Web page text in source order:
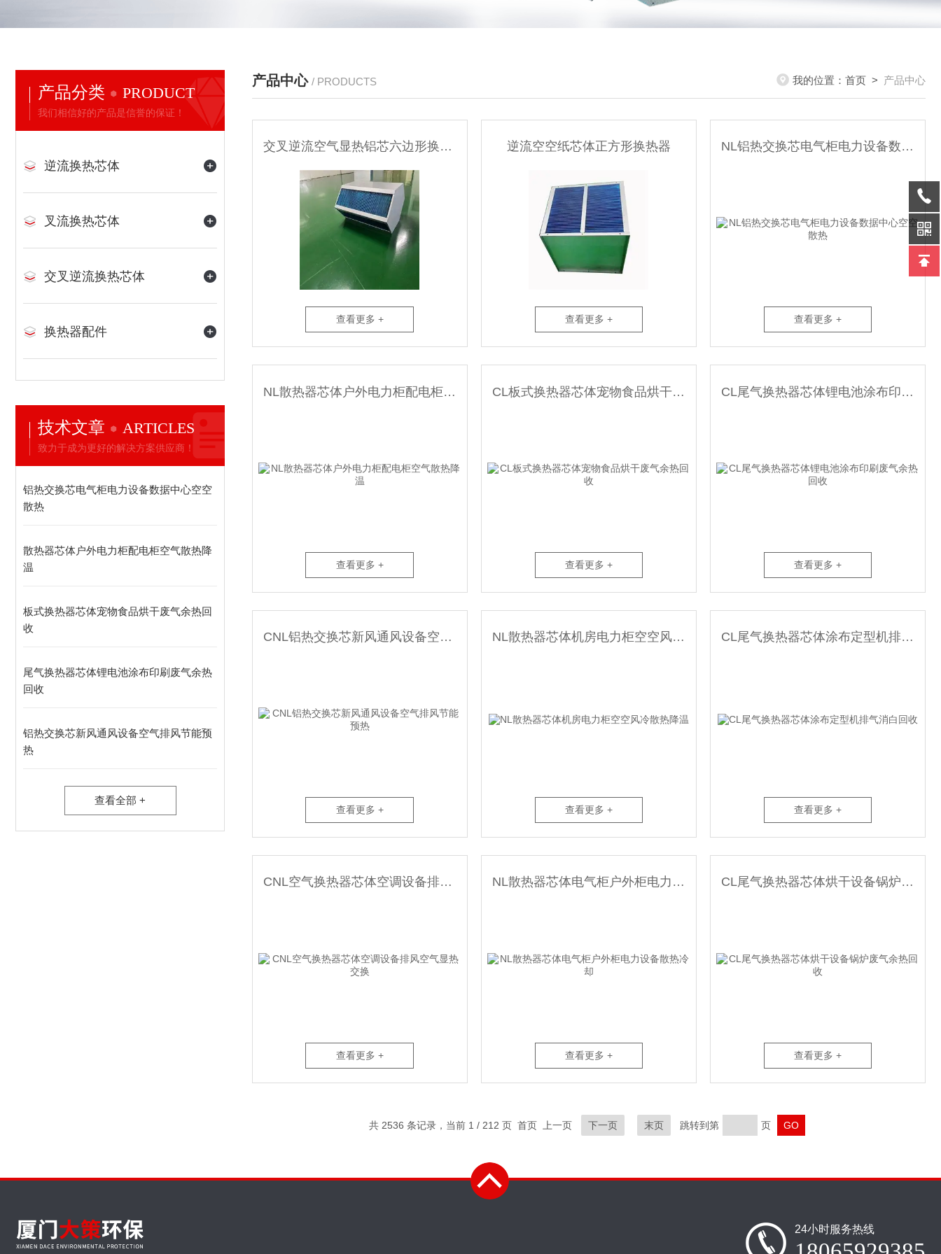
产品分类 PRODUCT
我们相信好的产品是信誉的保证！
逆流换热芯体
叉流换热芯体
交叉逆流换热芯体
换热器配件
技术文章 ARTICLES
致力于成为更好的解决方案供应商！
铝热交换芯电气柜电力设备数据中心空空
散热
散热器芯体户外电力柜配电柜空气散热降
温
板式换热器芯体宠物食品烘干废气余热回
收
尾气换热器芯体锂电池涂布印刷废气余热
回收
铝热交换芯新风通风设备空气排风节能预
热
查看全部 +
产品中心 / PRODUCTS 我的位置： 首页 > 产品中心
交叉逆流空气显热铝芯六边形换热器
查看更多 +
逆流空空纸芯体正方形换热器
查看更多 +
NL铝热交换芯电气柜电力设备数据中心空空散热
查看更多 +
NL散热器芯体户外电力柜配电柜空气散热降温
查看更多 +
CL板式换热器芯体宠物食品烘干废气余热回收
查看更多 +
CL尾气换热器芯体锂电池涂布印刷废气余热回收
查看更多 +
CNL铝热交换芯新风通风设备空气排风节能预热
查看更多 +
NL散热器芯体机房电力柜空空风冷散热降温
查看更多 +
CL尾气换热器芯体涂布定型机排气消白回收
查看更多 +
CNL空气换热器芯体空调设备排风空气显热交换
查看更多 +
NL散热器芯体电气柜户外柜电力设备散热冷却
查看更多 +
CL尾气换热器芯体烘干设备锅炉废气余热回收
查看更多 +
共 2536 条记录，当前 1 / 212 页 首页 上一页 下一页 末页 跳转到第 页
24小时服务热线